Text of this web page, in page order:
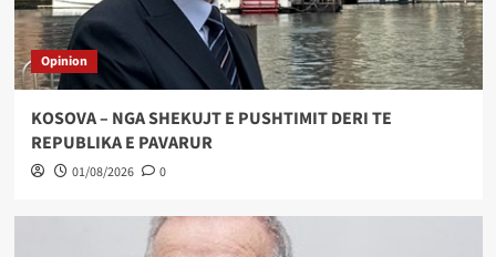
Opinion
KOSOVA – NGA SHEKUJT E PUSHTIMIT DERI TE
REPUBLIKA E PAVARUR
01/08/2026 0